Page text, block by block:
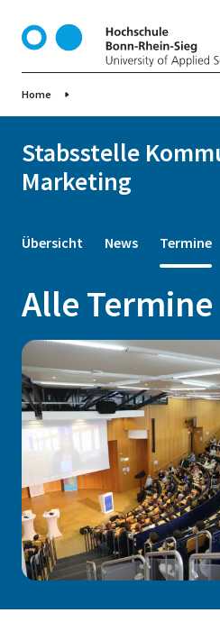
t
Home
Stabsstelle
Marketing
Übersicht News Termine
Alle Termine